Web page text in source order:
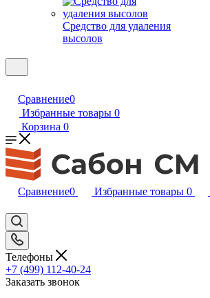
Средство для удаления
высолов
Сравнение0
Избранные товары 0
Корзина 0
Сравнение0 Избранные товары 0
Телефоны
+7 (499) 112-40-24
Заказать звонок